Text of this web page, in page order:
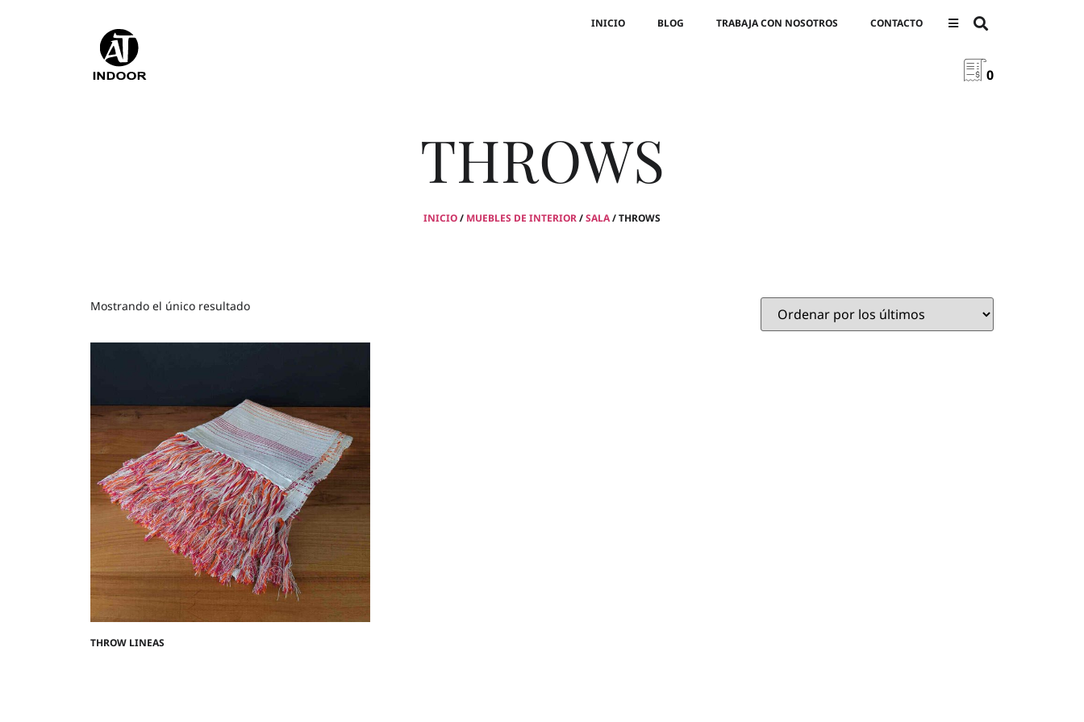
INICIO BLOG TRABAJA CON NOSOTROS CONTACTO
0
THROWS
INICIO/ MUEBLES DE INTERIOR/SALA/ THROWS
Mostrando el único resultado
THROW LINEAS